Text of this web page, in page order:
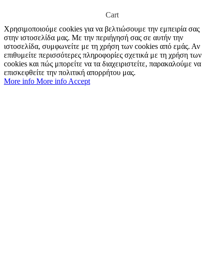
Cart
Χρησιμοποιούμε cookies για να βελτιώσουμε την εμπειρία σας
στην ιστοσελίδα μας. Με την περιήγησή σας σε αυτήν την
ιστοσελίδα, συμφωνείτε με τη χρήση των cookies από εμάς. Αν
επιθυμείτε περισσότερες πληροφορίες σχετικά με τη χρήση των
cookies και πώς μπορείτε να τα διαχειριστείτε, παρακαλούμε να
επισκεφθείτε την πολιτική απορρήτου μας.
More info More info Accept